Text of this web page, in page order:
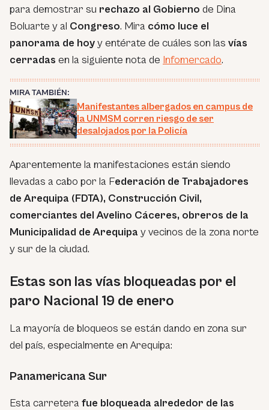
para demostrar su rechazo al Gobierno de Dina
Boluarte y al Congreso. Mira cómo luce el
panorama de hoyy entérate de cuáles son las vías
cerradas en la siguiente nota de Infomercado.
MIRA TAMBIÉN:
Manifestantes albergados en campus de
la UNMSM corren riesgo de ser
desalojados por la Policía
Aparentemente la manifestaciones están siendo
llevadas a cabo por la Federación de Trabajadores
de Arequipa (FDTA), Construcción Civil,
comerciantes del Avelino Cáceres, obreros de la
Municipalidad de Arequipa y vecinos de la zona norte
y sur de la ciudad.
Estas son las vías bloqueadas por el
paro Nacional 19 de enero
La mayoría de bloqueos se están dando en zona sur
del país, especialmente en Arequipa:
Panamericana Sur
Esta carretera fue bloqueada alrededor de las